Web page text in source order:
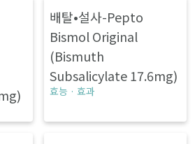
배탈•설사-Pepto
Bismol Original
(Bismuth
Subsalicylate 17.6mg)
효능 · 효과